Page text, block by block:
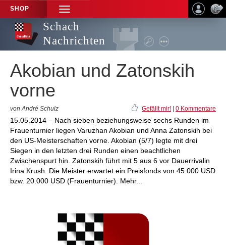
SHOP
TOGGLE
NAVIGATION
Schach
Nachrichten
Akobian und Zatonskih
vorne
von André Schulz Gefällt mir! 0 Kommentare
15.05.2014 – Nach sieben beziehungsweise sechs Runden im
Frauenturnier liegen Varuzhan Akobian und Anna Zatonskih bei
den US-Meisterschaften vorne. Akobian (5/7) legte mit drei
Siegen in den letzten drei Runden einen beachtlichen
Zwischenspurt hin. Zatonskih führt mit 5 aus 6 vor Dauerrivalin
Irina Krush. Die Meister erwartet ein Preisfonds von 45.000 USD
bzw. 20.000 USD (Frauenturnier). Mehr...